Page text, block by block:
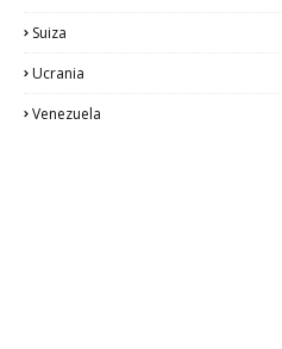
Suiza
Ucrania
Venezuela